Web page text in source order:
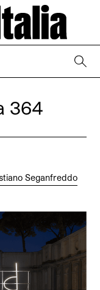
364
Seganfreddo